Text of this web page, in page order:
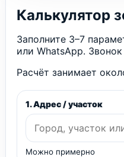
Калькулятор
Заполните 3–7
или WhatsApp. Звонок
Расчёт занимает
1. Адрес / участок
Можно примерно